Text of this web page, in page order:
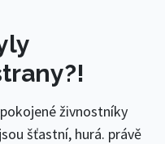
živnostníky
šťastní, hurá. právě